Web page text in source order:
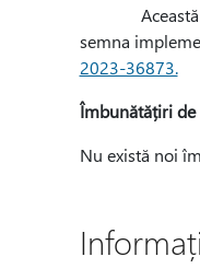
Această
semna
2023-36873.
Îmbunătățiri
Nu există noi